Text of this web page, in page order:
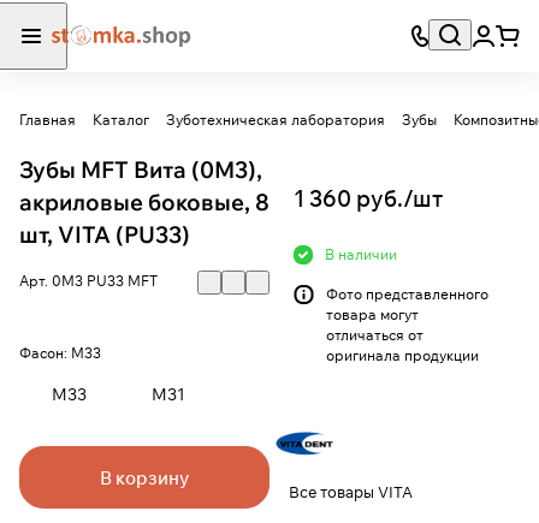
Главная Каталог Зуботехническая лаборатория Зубы
Зубы MFT Вита (0M3),
акриловые боковые, 8
шт, VITA (PU33)
Арт. 0М3 PU33 MFT
Фасон: M33
M33 M31
В корзину
1 360 руб./шт
В наличии
Фото представленного
товара могут
отличаться от
оригинала продукции
Все товары VITA